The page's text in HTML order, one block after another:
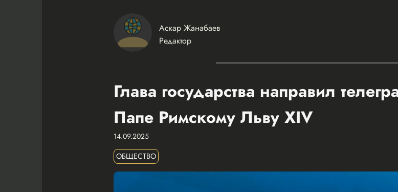
Аскар Жанабаев
Редактор
Глава государства направил
Папе Римскому Льву XIV
14.09.2025
ОБЩЕСТВО